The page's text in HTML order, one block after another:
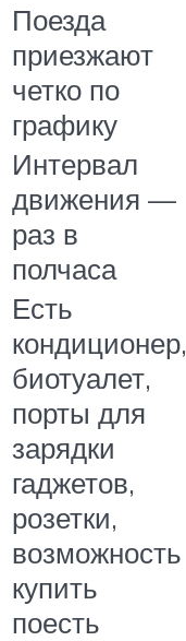
Поезда
приезжают
четко по
графику
Интервал
движения —
раз в
полчаса
Есть
кондиционер,
биотуалет,
порты для
зарядки
гаджетов,
розетки,
возможность
купить
поесть